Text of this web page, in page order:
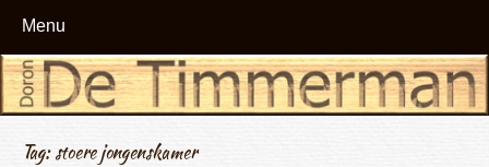
Menu
Tag: stoere jongenskamer